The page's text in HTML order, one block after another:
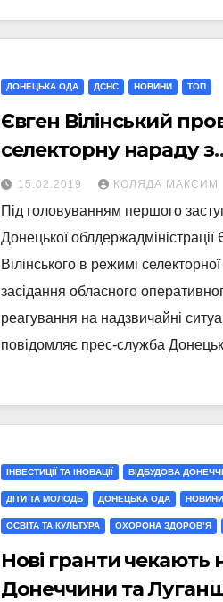
ДОНЕЦЬКА ОДА ДСНС НОВИНИ ТОП
Євген Вілінський
селекторну нараду з
підрозділами ДСНС
15.02.2019 КОЛЯДА МАКСИМ
Під головуванням першого
Донецької облдержадміністрації
Вілінського в режимі
засідання обласного
реагування на надзвичайні
повідомляє прес-служба
ІНВЕСТИЦІЇ ТА ІНОВАЦІЇ ВІДБУДОВА
ДІТИ ТА МОЛОДЬ ДОНЕЦЬКА ОДА НОВИНИ
ОСВІТА ТА КУЛЬТУРА ОХОРОНА ЗДОРОВ’Я
Нові гранти чекають
Донеччини та